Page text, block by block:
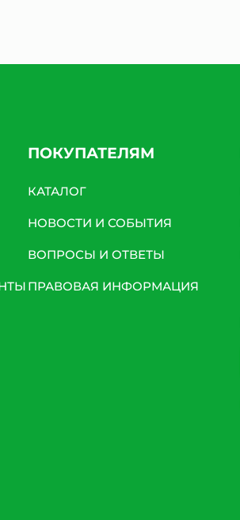
ПОКУПАТЕЛЯМ
КАТАЛОГ
НОВОСТИ И СОБЫТИЯ
ВОПРОСЫ И ОТВЕТЫ
ПРАВОВАЯ ИНФОРМАЦИЯ